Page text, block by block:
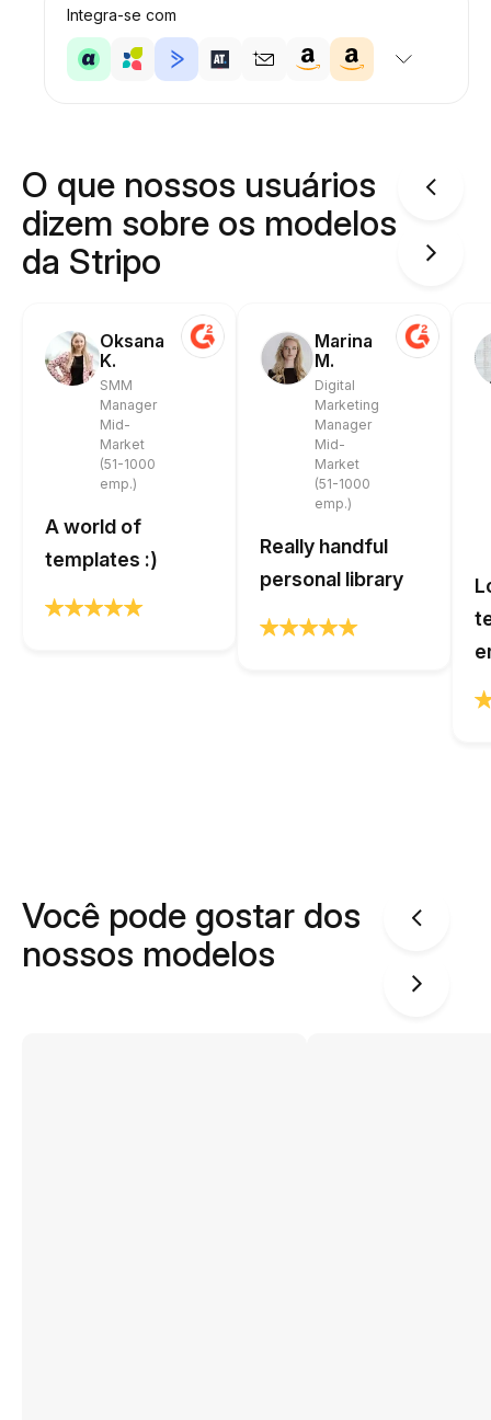
Integra-se com
O que nossos usuários
dizem sobre os modelos
da Stripo
Oksana
K.
SMM
Manager
Mid-
Market
(51-1000
emp.)
A world of
templates :)
Marina
M.
Digital
Marketing
Manager
Mid-
Market
(51-1000
emp.)
Really handful
personal library
Você pode gostar dos
nossos modelos